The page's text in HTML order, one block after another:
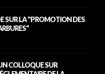
SUR LA "PROMOTION DES
COLLOQUE SUR